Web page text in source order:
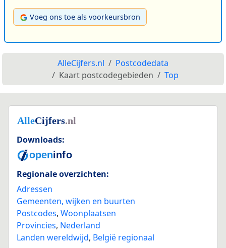
Voeg ons toe als voorkeursbron
AlleCijfers.nl
Postcodedata
Kaart postcodegebieden
Top
Downloads:
Regionale overzichten:
Adressen
Gemeenten, wijken en buurten
Postcodes, Woonplaatsen
Provincies, Nederland
Landen wereldwijd, België regionaal